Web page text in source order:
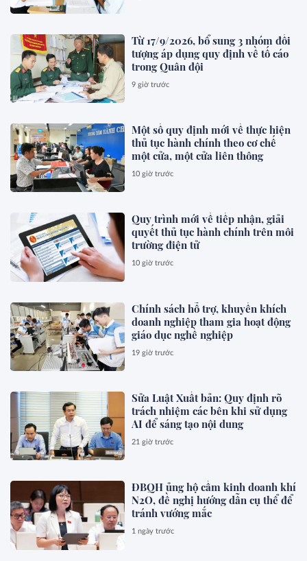
Từ 17/9/2026, bổ sung 3 nhóm đối
tượng áp dụng quy định về tố cáo
trong Quân đội
9 giờ trước
Một số quy định mới về thực hiện
thủ tục hành chính theo cơ chế
một cửa, một cửa liên thông
10 giờ trước
Quy trình mới về tiếp nhận, giải
quyết thủ tục hành chính trên môi
trường điện tử
10 giờ trước
Chính sách hỗ trợ, khuyến khích
doanh nghiệp tham gia hoạt động
giáo dục nghề nghiệp
19 giờ trước
Sửa Luật Xuất bản: Quy định rõ
trách nhiệm các bên khi sử dụng
AI để sáng tạo nội dung
21 giờ trước
ĐBQH ủng hộ cấm kinh doanh khí
N2O, đề nghị hướng dẫn cụ thể để
tránh vướng mắc
1 ngày trước